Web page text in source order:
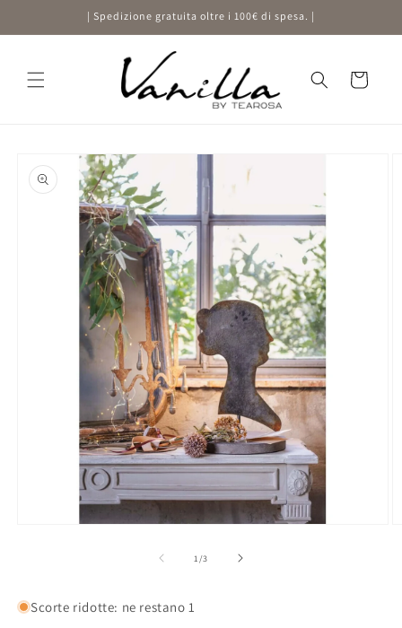
direttamente
ai contenuti
| Spedizione gratuita oltre i 100€ di spesa. |
Carrello
informazioni
sul prodotto
finestra
modale
1 /su
3
Scorte ridotte: ne restano 1